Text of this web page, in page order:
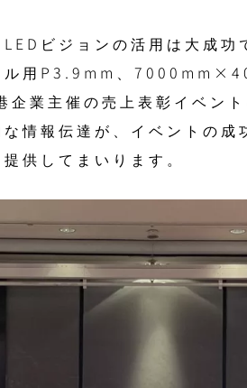
ビジョンの活用は大成
ル用P3.9mm、
業主催の売上表彰イベン
情報伝達が、イベントの
供してまいります。